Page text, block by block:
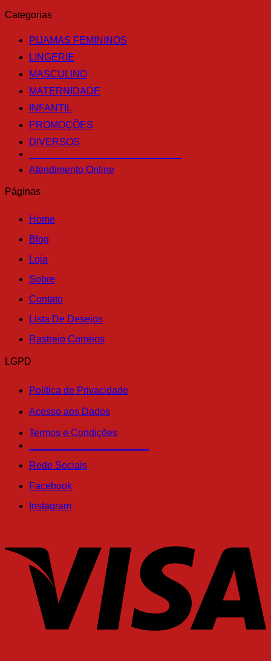
Categorias
PIJAMAS FEMININOS
LINGERIE
MASCULINO
MATERNIDADE
INFANTIL
PROMOÇÕES
DIVERSOS
Atendimento Online
Páginas
Home
Blog
Loja
Sobre
Contato
Lista De Desejos
Rastreio Correios
LGPD
Política de Privacidade
Acesso aos Dados
Termos e Condições
Rede Sociais
Facebook
Instagram